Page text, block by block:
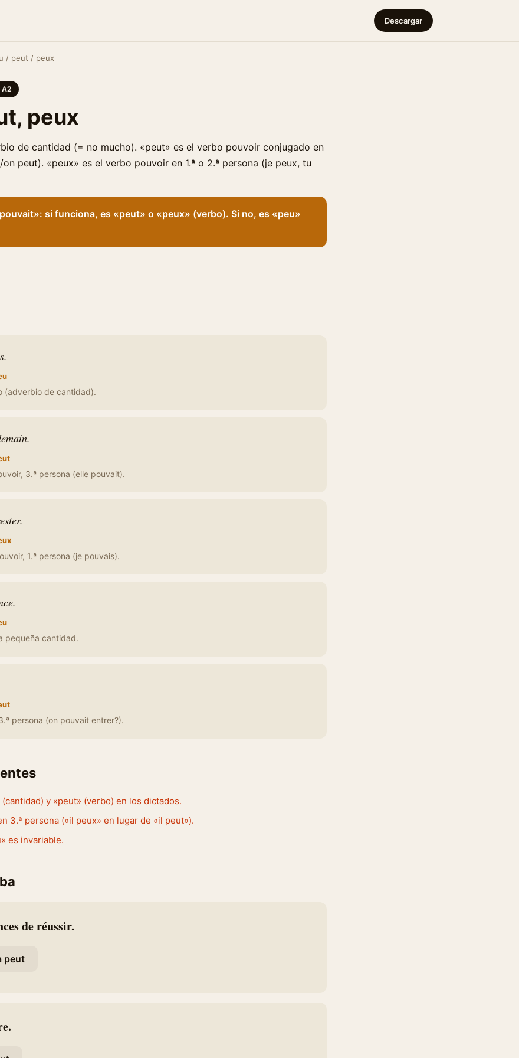
Descargar
/ peut / peux
A2
peux
de cantidad (= no mucho). «peut» es el verbo pouvoir conjugado en
peut). «peux» es el verbo pouvoir en 1.ª o 2.ª persona (je peux, tu
si funciona, es «peut» o «peux» (verbo). Si no, es «peu»
(adverbio de cantidad).
3.ª persona (elle pouvait).
1.ª persona (je pouvais).
pequeña cantidad.
persona (on pouvait entrer?).
y «peut» (verbo) en los dictados.
3.ª persona («il peux» en lugar de «il peut»).
es invariable.
de réussir.
peut